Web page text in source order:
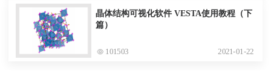
晶体结构可视化软件 VESTA使用教程（下
篇）
101503 2021-01-22